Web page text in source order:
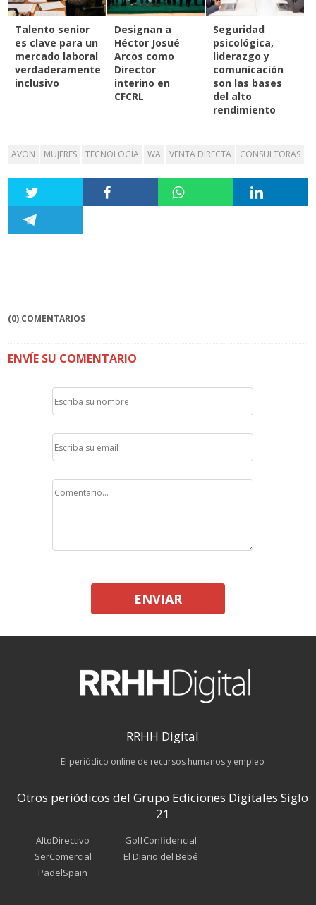
Talento senior
es clave para un
mercado laboral
verdaderamente
inclusivo
Designan a
Héctor Josué
Arcos como
Director
interino en
CFCRL
Seguridad
psicológica,
liderazgo y
comunicación
son las bases
del alto
rendimiento
AVON MUJERES TECNOLOGÍA WA VENTA DIRECTA CONSULTORAS
(0) COMENTARIOS
ENVÍE SU COMENTARIO
ENVIAR
RRHH Digital
El periódico online de recursos humanos y empleo
Otros periódicos del Grupo Ediciones Digitales Siglo
21
AltoDirectivo
SerComercial
PadelSpain
GolfConfidencial
El Diario del Bebé